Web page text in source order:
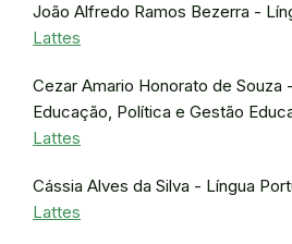
João Alfredo Ramos Bezerra -
Lattes
Cezar Amario Honorato de Souza
Educação, Política e Gestão
Lattes
Cássia Alves da Silva - Língua
Lattes